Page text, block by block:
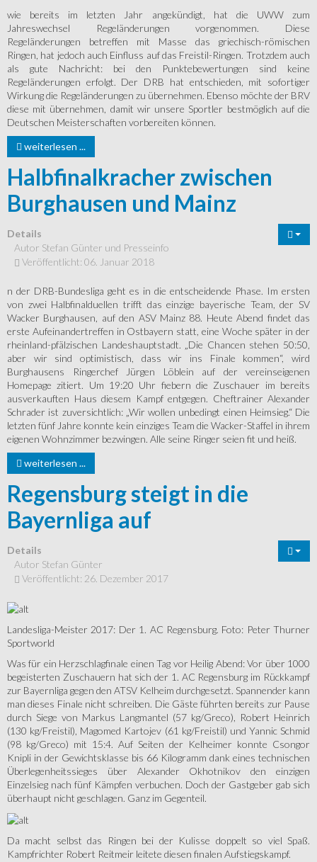
wie bereits im letzten Jahr angekündigt, hat die UWW zum
Jahreswechsel Regeländerungen vorgenommen. Diese
Regeländerungen betreffen mit Masse das griechisch-römischen
Ringen, hat jedoch auch Einfluss auf das Freistil-Ringen. Trotzdem auch
als gute Nachricht: bei den Punktebewertungen sind keine
Regeländerungen erfolgt. Der DRB hat entschieden, mit sofortiger
Wirkung die Regeländerungen zu übernehmen. Ebenso möchte der BRV
diese mit übernehmen, damit wir unsere Sportler bestmöglich auf die
Deutschen Meisterschaften vorbereiten können.
weiterlesen ...
Halbfinalkracher zwischen
Burghausen und Mainz
Details
Autor Stefan Günter und Presseinfo
Veröffentlicht: 06. Januar 2018
n der DRB-Bundesliga geht es in die entscheidende Phase. Im ersten
von zwei Halbfinalduellen trifft das einzige bayerische Team, der SV
Wacker Burghausen, auf den ASV Mainz 88. Heute Abend findet das
erste Aufeinandertreffen in Ostbayern statt, eine Woche später in der
rheinland-pfälzischen Landeshauptstadt. „Die Chancen stehen 50:50,
aber wir sind optimistisch, dass wir ins Finale kommen“, wird
Burghausens Ringerchef Jürgen Löblein auf der vereinseigenen
Homepage zitiert. Um 19:20 Uhr fiebern die Zuschauer im bereits
ausverkauften Haus diesem Kampf entgegen. Cheftrainer Alexander
Schrader ist zuversichtlich: „Wir wollen unbedingt einen Heimsieg.“ Die
letzten fünf Jahre konnte kein einziges Team die Wacker-Staffel in ihrem
eigenen Wohnzimmer bezwingen. Alle seine Ringer seien fit und heiß.
weiterlesen ...
Regensburg steigt in die
Bayernliga auf
Details
Autor Stefan Günter
Veröffentlicht: 26. Dezember 2017
Landesliga-Meister 2017: Der 1. AC Regensburg. Foto: Peter Thurner
Sportworld
Was für ein Herzschlagfinale einen Tag vor Heilig Abend: Vor über 1000
begeisterten Zuschauern hat sich der 1. AC Regensburg im Rückkampf
zur Bayernliga gegen den ATSV Kelheim durchgesetzt. Spannender kann
man dieses Finale nicht schreiben. Die Gäste führten bereits zur Pause
durch Siege von Markus Langmantel (57 kg/Greco), Robert Heinrich
(130 kg/Freistil), Magomed Kartojev (61 kg/Freistil) und Yannic Schmid
(98 kg/Greco) mit 15:4. Auf Seiten der Kelheimer konnte Csongor
Knipli in der Gewichtsklasse bis 66 Kilogramm dank eines technischen
Überlegenheitssieges über Alexander Okhotnikov den einzigen
Einzelsieg nach fünf Kämpfen verbuchen. Doch der Gastgeber gab sich
überhaupt nicht geschlagen. Ganz im Gegenteil.
Da macht selbst das Ringen bei der Kulisse doppelt so viel Spaß.
Kampfrichter Robert Reitmeir leitete diesen finalen Aufstiegskampf.